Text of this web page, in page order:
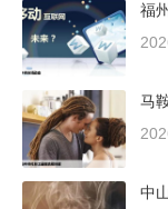
福
马
中